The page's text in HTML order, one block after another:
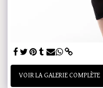
VOIR LA GALERIE COMPLÈTE